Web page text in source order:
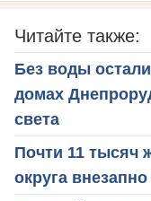
Читайте также:
Без воды
домах
света
Почти 11 тысяч
округа